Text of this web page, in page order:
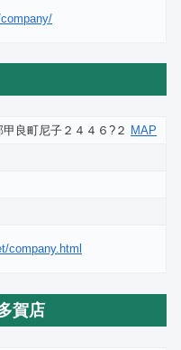
良町尼子２４４６?２ MAP
company.html
賀店